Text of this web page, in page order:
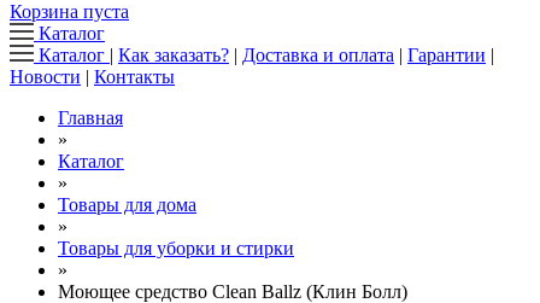
Корзина пуста
Каталог
Каталог | Как заказать? | Доставка и оплата | Гарантии |
Новости | Контакты
Главная
»
Каталог
»
Товары для дома
»
Товары для уборки и стирки
»
Моющее средство Clean Ballz (Клин Болл)